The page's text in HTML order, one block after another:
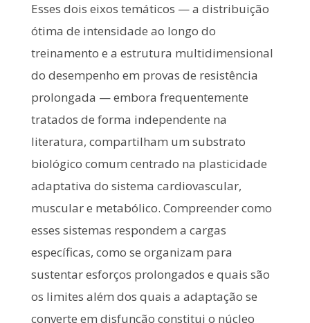
Esses dois eixos temáticos — a distribuição
ótima de intensidade ao longo do
treinamento e a estrutura multidimensional
do desempenho em provas de resistência
prolongada — embora frequentemente
tratados de forma independente na
literatura, compartilham um substrato
biológico comum centrado na plasticidade
adaptativa do sistema cardiovascular,
muscular e metabólico. Compreender como
esses sistemas respondem a cargas
específicas, como se organizam para
sustentar esforços prolongados e quais são
os limites além dos quais a adaptação se
converte em disfunção constitui o núcleo